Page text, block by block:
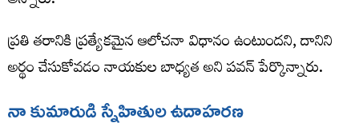
ప్రతి తరానికి ప్రత్యేకమైన ఆలోచనా విధానం ఉంటుందని, దానిని
అర్థం చేసుకోవడం నాయకుల బాధ్యత అని పవన్ పేర్కొన్నారు.
నా కుమారుడి స్నేహితుల ఉదాహరణ